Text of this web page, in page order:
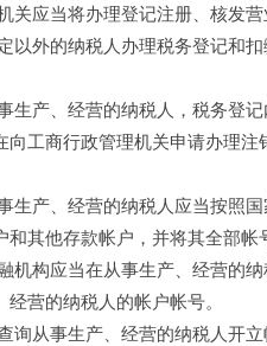
当将办理登记注册、核发营
外的纳税人办理税务登记和扣
、经营的纳税人，税务登记
向工商行政管理机关申请办理
、经营的纳税人应当按照国
和其他存款帐户，并将其全部帐
构应当在从事生产、经营的纳
营的纳税人的帐户帐号。
从事生产、经营的纳税人开立